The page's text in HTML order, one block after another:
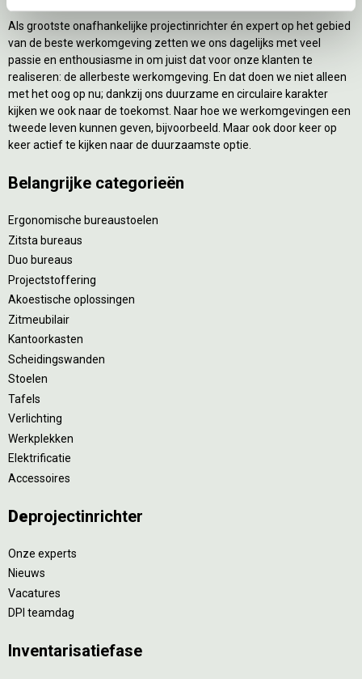
Als grootste onafhankelijke projectinrichter én expert op het gebied
van de beste werkomgeving zetten we ons dagelijks met veel
passie en enthousiasme in om juist dat voor onze klanten te
realiseren: de allerbeste werkomgeving. En dat doen we niet alleen
met het oog op nu; dankzij ons duurzame en circulaire karakter
kijken we ook naar de toekomst. Naar hoe we werkomgevingen een
tweede leven kunnen geven, bijvoorbeeld. Maar ook door keer op
keer actief te kijken naar de duurzaamste optie.
Belangrijke categorieën
Ergonomische bureaustoelen
Zitsta bureaus
Duo bureaus
Projectstoffering
Akoestische oplossingen
Zitmeubilair
Kantoorkasten
Scheidingswanden
Stoelen
Tafels
Verlichting
Werkplekken
Elektrificatie
Accessoires
Deprojectinrichter
Onze experts
Nieuws
Vacatures
DPI teamdag
Inventarisatiefase